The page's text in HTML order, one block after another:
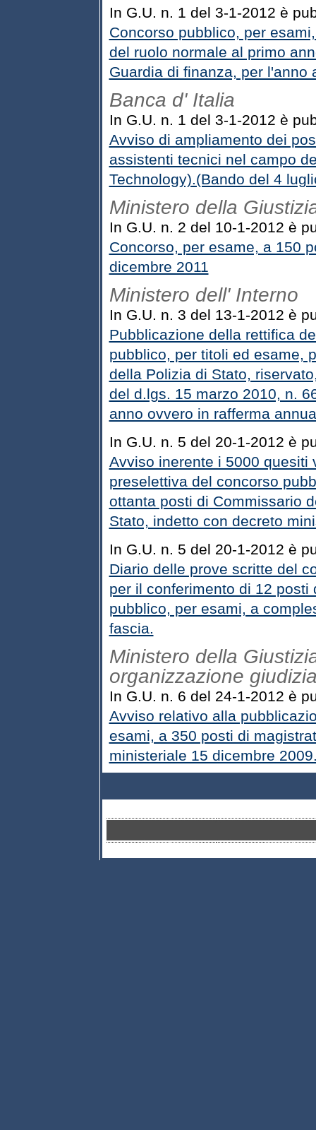
In G.U. n. 1 del 3-1-2012 è
Concorso pubblico, per
del ruolo normale al primo
Guardia di finanza, per l'anno
Banca d' Italia
In G.U. n. 1 del 3-1-2012 è
Avviso di ampliamento dei
assistenti tecnici nel campo
Technology).(Bando del 4
Ministero della
In G.U. n. 2 del 10-1-2012 è
Concorso, per esame, a 150
dicembre 2011
Ministero dell' Interno
In G.U. n. 3 del 13-1-2012 è
Pubblicazione della rettifica
pubblico, per titoli ed esame,
della Polizia di Stato,
del d.lgs. 15 marzo 2010, n.
anno ovvero in rafferma
In G.U. n. 5 del 20-1-2012 è
Avviso inerente i 5000 quesiti
preselettiva del concorso
ottanta posti di Commissario
Stato, indetto con decreto
In G.U. n. 5 del 20-1-2012 è
Diario delle prove scritte del
per il conferimento di 12
pubblico, per esami, a
fascia.
Ministero della
organizzazione
In G.U. n. 6 del 24-1-2012 è
Avviso relativo alla
esami, a 350 posti di
ministeriale 15 dicembre